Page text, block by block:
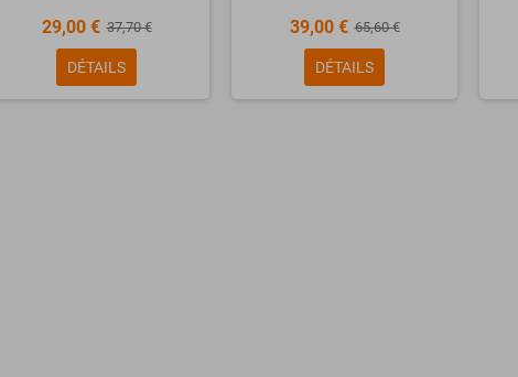
29,00 € 37,70 €
DÉTAILS
39,00 € 65,60 €
DÉTAILS